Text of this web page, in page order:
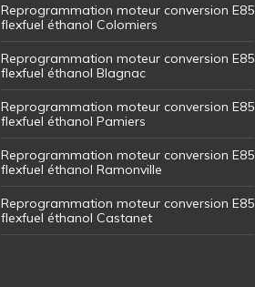
Reprogrammation moteur conversion E85
flexfuel éthanol Colomiers
Reprogrammation moteur conversion E85
flexfuel éthanol Blagnac
Reprogrammation moteur conversion E85
flexfuel éthanol Pamiers
Reprogrammation moteur conversion E85
flexfuel éthanol Ramonville
Reprogrammation moteur conversion E85
flexfuel éthanol Castanet